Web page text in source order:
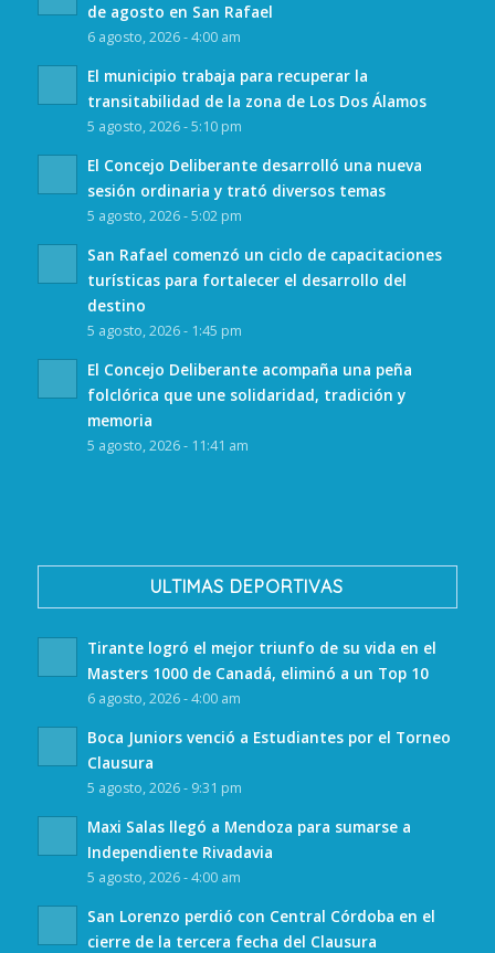
de agosto en San Rafael
6 agosto, 2026 - 4:00 am
El municipio trabaja para recuperar la
transitabilidad de la zona de Los Dos Álamos
5 agosto, 2026 - 5:10 pm
El Concejo Deliberante desarrolló una nueva
sesión ordinaria y trató diversos temas
5 agosto, 2026 - 5:02 pm
San Rafael comenzó un ciclo de capacitaciones
turísticas para fortalecer el desarrollo del
destino
5 agosto, 2026 - 1:45 pm
El Concejo Deliberante acompaña una peña
folclórica que une solidaridad, tradición y
memoria
5 agosto, 2026 - 11:41 am
ULTIMAS DEPORTIVAS
Tirante logró el mejor triunfo de su vida en el
Masters 1000 de Canadá, eliminó a un Top 10
6 agosto, 2026 - 4:00 am
Boca Juniors venció a Estudiantes por el Torneo
Clausura
5 agosto, 2026 - 9:31 pm
Maxi Salas llegó a Mendoza para sumarse a
Independiente Rivadavia
5 agosto, 2026 - 4:00 am
San Lorenzo perdió con Central Córdoba en el
cierre de la tercera fecha del Clausura